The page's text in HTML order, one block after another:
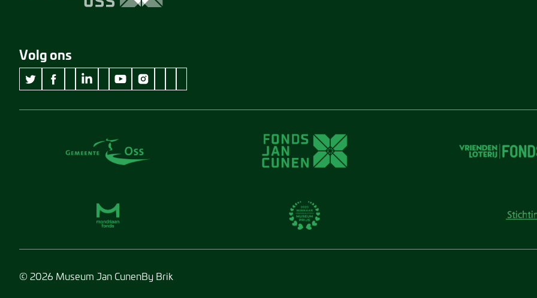
Volg ons
twitter Museum Jan Cunen
facebook Museum Jan Cunen
wikipedia Museum Jan Cunen
linkedin Museum Jan Cunen
googleplus Museum Jan Cunen
youtube Museum Jan Cunen
instagram Museum Jan Cunen
© 2026 Museum Jan CunenBy Brik